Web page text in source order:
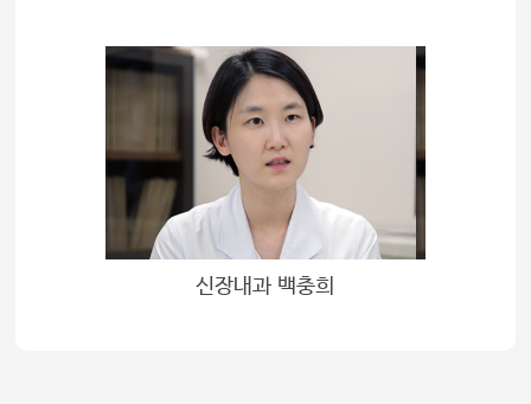
신장내과 백충희